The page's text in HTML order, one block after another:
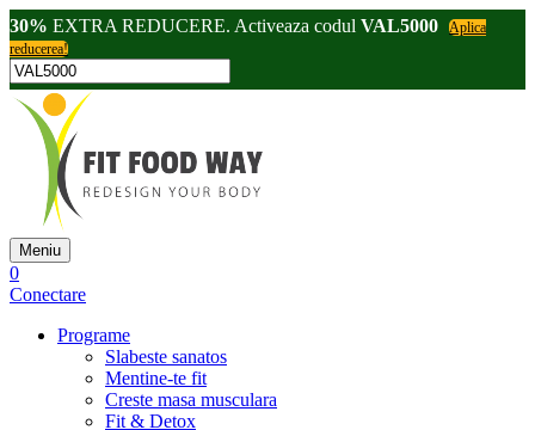
30% EXTRA REDUCERE. Activeaza codul VAL5000
Aplica
reducerea!
Meniu
0
Conectare
Programe
Slabeste sanatos
Mentine-te fit
Creste masa musculara
Fit & Detox